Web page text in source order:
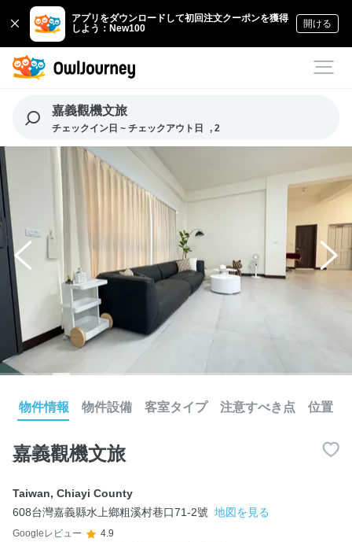
アプリをダウンロードして初回注文クーポンを獲得
しよう：New100
開ける
嘉義觀機文旅
チェックイン日 ~ チェックアウト日 , 2
物件情報 物件設備 客室タイプ 注意すべき点 位置
嘉義觀機文旅
Taiwan, Chiayi County
608台灣嘉義縣水上鄉粗溪村巷口71-2號 地図を見る
Googleレビュー
4.9